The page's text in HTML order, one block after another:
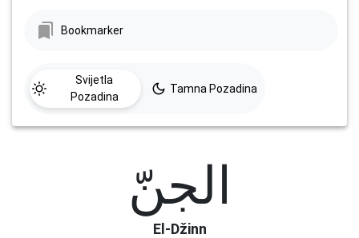
Bookmarker
Svijetla
Pozadina
Tamna Pozadina
الجنّ
El-Džinn